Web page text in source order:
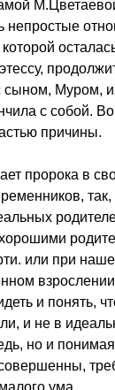
непростые
сыном, Муром,
с собой.
причины.
пророка в
или при
и понять,
и не в
но и
ума.